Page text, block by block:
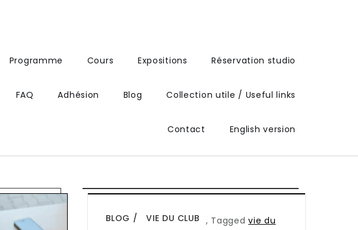
Programme Cours Expositions Réservation studio
FAQ Adhésion Blog Collection utile / Useful links
Contact English version
BLOG ,
VIE DU CLUB Taggedvie du